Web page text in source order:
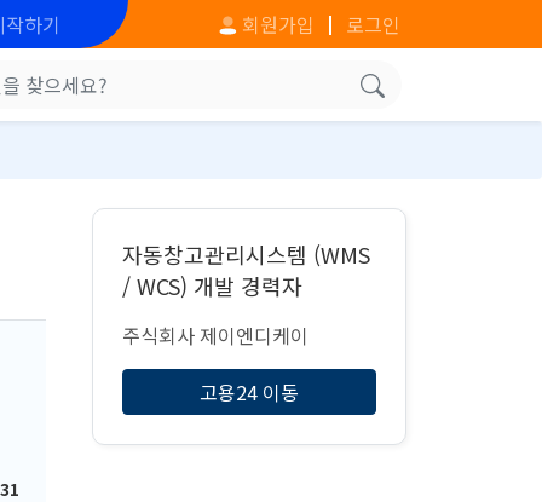
하기 회원가입 로그인
자동창고관리시스템 (WMS
/ WCS) 개발 경력자
주식회사 제이엔디케이
고용24 이동